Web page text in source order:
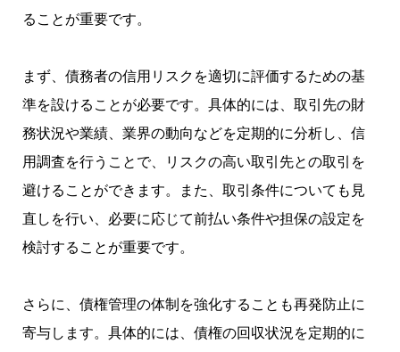
ることが重要です。
まず、債務者の信用リスクを適切に評価するための基
準を設けることが必要です。具体的には、取引先の財
務状況や業績、業界の動向などを定期的に分析し、信
用調査を行うことで、リスクの高い取引先との取引を
避けることができます。また、取引条件についても見
直しを行い、必要に応じて前払い条件や担保の設定を
検討することが重要です。
さらに、債権管理の体制を強化することも再発防止に
寄与します。具体的には、債権の回収状況を定期的に